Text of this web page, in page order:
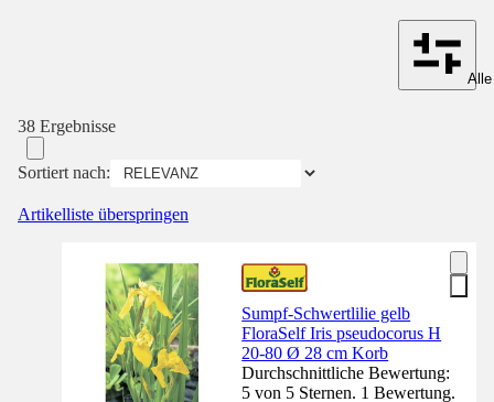
38 Ergebnisse
Sortiert nach:
Artikelliste überspringen
Sumpf-Schwertlilie gelb
FloraSelf Iris pseudocorus H
20-80 Ø 28 cm Korb
Durchschnittliche Bewertung:
5 von 5 Sternen. 1 Bewertung.